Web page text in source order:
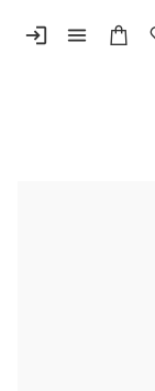
menu
login